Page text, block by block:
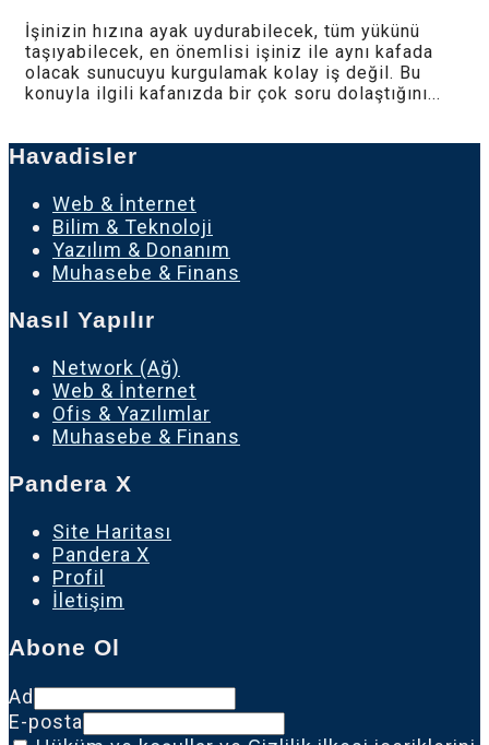
İşinizin hızına ayak uydurabilecek, tüm yükünü
taşıyabilecek, en önemlisi işiniz ile aynı kafada
olacak sunucuyu kurgulamak kolay iş değil. Bu
konuyla ilgili kafanızda bir çok soru dolaştığını...
Havadisler
Web & İnternet
Bilim & Teknoloji
Yazılım & Donanım
Muhasebe & Finans
Nasıl Yapılır
Network (Ağ)
Web & İnternet
Ofis & Yazılımlar
Muhasebe & Finans
Pandera X
Site Haritası
Pandera X
Profil
İletişim
Abone Ol
Ad
E-posta